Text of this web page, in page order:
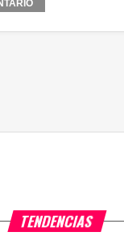
TENDENCIAS